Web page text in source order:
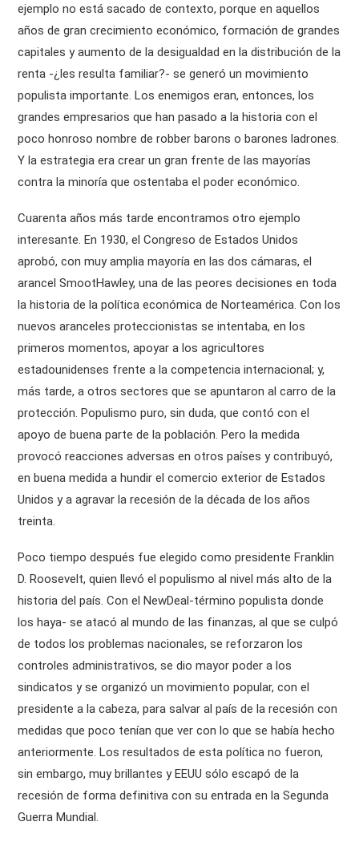
ejemplo no está sacado de contexto, porque en aquellos
años de gran crecimiento económico, formación de grandes
capitales y aumento de la desigualdad en la distribución de la
renta -¿les resulta familiar?- se generó un movimiento
populista importante. Los enemigos eran, entonces, los
grandes empresarios que han pasado a la historia con el
poco honroso nombre de robber barons o barones ladrones.
Y la estrategia era crear un gran frente de las mayorías
contra la minoría que ostentaba el poder económico.
Cuarenta años más tarde encontramos otro ejemplo
interesante. En 1930, el Congreso de Estados Unidos
aprobó, con muy amplia mayoría en las dos cámaras, el
arancel SmootHawley, una de las peores decisiones en toda
la historia de la política económica de Norteamérica. Con los
nuevos aranceles proteccionistas se intentaba, en los
primeros momentos, apoyar a los agricultores
estadounidenses frente a la competencia internacional; y,
más tarde, a otros sectores que se apuntaron al carro de la
protección. Populismo puro, sin duda, que contó con el
apoyo de buena parte de la población. Pero la medida
provocó reacciones adversas en otros países y contribuyó,
en buena medida a hundir el comercio exterior de Estados
Unidos y a agravar la recesión de la década de los años
treinta.
Poco tiempo después fue elegido como presidente Franklin
D. Roosevelt, quien llevó el populismo al nivel más alto de la
historia del país. Con el NewDeal-término populista donde
los haya- se atacó al mundo de las finanzas, al que se culpó
de todos los problemas nacionales, se reforzaron los
controles administrativos, se dio mayor poder a los
sindicatos y se organizó un movimiento popular, con el
presidente a la cabeza, para salvar al país de la recesión con
medidas que poco tenían que ver con lo que se había hecho
anteriormente. Los resultados de esta política no fueron,
sin embargo, muy brillantes y EEUU sólo escapó de la
recesión de forma definitiva con su entrada en la Segunda
Guerra Mundial.